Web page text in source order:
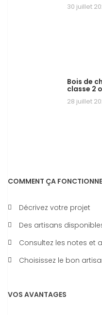
30 juillet
Bois de
classe 2
28 juillet
COMMENT ÇA
Décrivez votre projet
Des artisans
Consultez les notes et
Choisissez le bon
VOS AVANTAGES